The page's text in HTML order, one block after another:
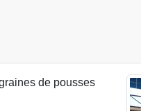
de pousses